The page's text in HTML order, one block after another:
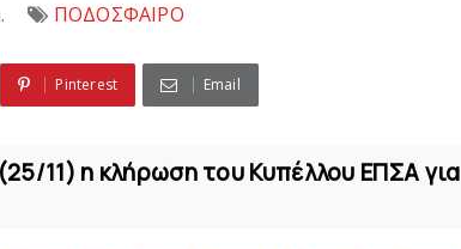
ΠΟΔΟΣΦΑΙΡΟ
Pinterest Email
11) η κλήρωση του Κυπέλλου ΕΠΣΑ για